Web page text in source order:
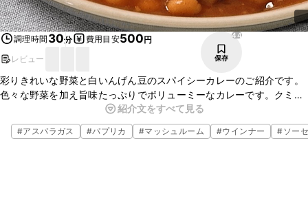
調理時間 30分 費用目安500円
レビュー
44
保存
彩りきれいな野菜と白いんげん豆のスパイシーカレーのご紹介です。
色々な野菜を加え旨味たっぷりでボリューミーなカレーです。クミン
パウダーの香りがアクセントになり、とてもおいしいですよ。ぜひ一
度お試しください。
紹介文をすべて見る
#アスパラガス #パプリカ #マッシュルーム #ウインナー #ソー